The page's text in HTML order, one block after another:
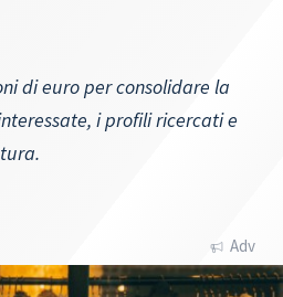
di euro per consolidare la
i profili ricercati e
Adv